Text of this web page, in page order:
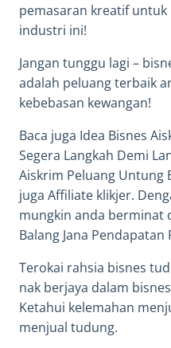
pemasaran kreatif
industri ini!
Jangan tunggu lagi –
adalah peluang terbaik
kebebasan kewangan!
Baca juga Idea Bisnes
Segera Langkah Demi
Aiskrim Peluang Untung
juga Affiliate klikjer.
mungkin anda berminat
Balang Jana Pendapatan
Terokai rahsia bisnes
nak berjaya dalam
Ketahui kelemahan
menjual tudung.